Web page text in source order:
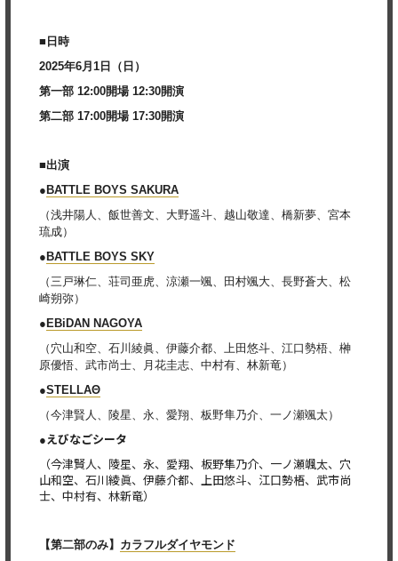
■日時
2025年6月1日（日）
第一部 12:00開場 12:30開演
第二部 17:00開場 17:30開演
■出演
● BATTLE BOYS SAKURA
（浅井陽人、飯世善文、大野遥斗、越山敬達、橋新夢、宮本
琉成）
● BATTLE BOYS SKY
（三戸琳仁、荘司亜虎、涼瀬一颯、田村颯大、長野蒼大、松
崎朔弥）
● EBiDAN NAGOYA
（穴山和空、石川綾眞、伊藤介都、上田悠斗、江口勢梧、榊
原優悟、武市尚士、月花圭志、中村有、林新竜）
●STELLAΘ
（今津賢人、陵星、永、愛翔、板野隼乃介、一ノ瀬颯太）
●えびなごシータ
（今津賢人、陵星、永、愛翔、板野隼乃介、一ノ瀬颯太、穴
山和空、石川綾眞、伊藤介都、上田悠斗、江口勢梧、武市尚
士、中村有、林新竜）
【第二部のみ】 カラフルダイヤモンド